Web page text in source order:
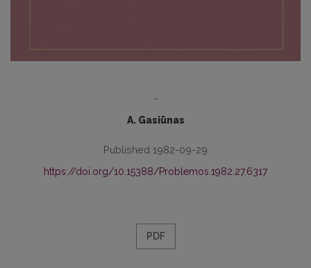
-
A. Gasiūnas
Published 1982-09-29
https://doi.org/10.15388/Problemos.1982.27.6317
PDF